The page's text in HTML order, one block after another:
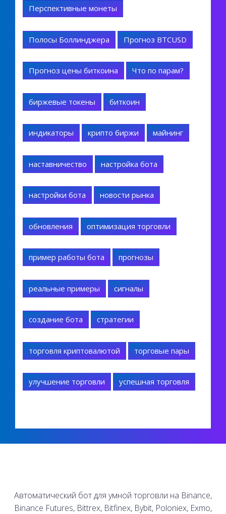
Перспективные монеты
Полосы Боллинджера Прогноз BTCUSD
Прогноз цены биткоина Что по парам?
биржевые токены биткоин
индикаторы крипто биржи майнинг
наставничество настройка бота
настройки бота новости рынка
обновления оптимизация торговли
пример работы бота прогнозы
реальные примеры сигналы
создание бота стратегии
торговля криптовалютой торговые пары
улучшение торговли успешная торговля
Автоматический бот для умной торговли на Binance,
Binance Futures, Bittrex, Bitfinex, Bybit, Poloniex, Exmo,